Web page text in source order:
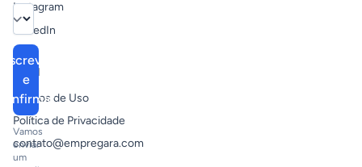
e
Vamos
enviar
um
Instagram
LinkedIn
Legal
Termos de Uso
Política de Privacidade
contato@empregara.com